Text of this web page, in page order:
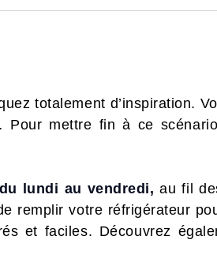
totalement d’inspiration.
mettre fin à ce
lundi au vendredi, au fil
remplir votre réfrigérateur
et faciles. Découvrez